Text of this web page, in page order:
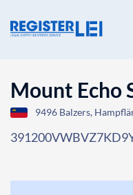
Mount Echo
9496 Balzers,